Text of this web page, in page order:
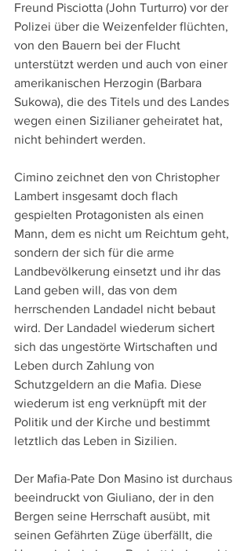
Freund Pisciotta (John Turturro) vor der
Polizei über die Weizenfelder flüchten,
von den Bauern bei der Flucht
unterstützt werden und auch von einer
amerikanischen Herzogin (Barbara
Sukowa), die des Titels und des Landes
wegen einen Sizilianer geheiratet hat,
nicht behindert werden.
Cimino zeichnet den von Christopher
Lambert insgesamt doch flach
gespielten Protagonisten als einen
Mann, dem es nicht um Reichtum geht,
sondern der sich für die arme
Landbevölkerung einsetzt und ihr das
Land geben will, das von dem
herrschenden Landadel nicht bebaut
wird. Der Landadel wiederum sichert
sich das ungestörte Wirtschaften und
Leben durch Zahlung von
Schutzgeldern an die Mafia. Diese
wiederum ist eng verknüpft mit der
Politik und der Kirche und bestimmt
letztlich das Leben in Sizilien.
Der Mafia-Pate Don Masino ist durchaus
beeindruckt von Giuliano, der in den
Bergen seine Herrschaft ausübt, mit
seinen Gefährten Züge überfällt, die